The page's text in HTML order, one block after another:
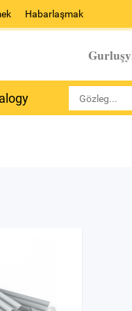
Habarlaşmak